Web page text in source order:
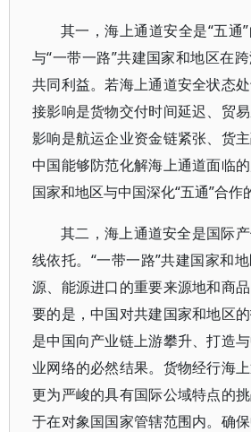
其一，海上通道安全是“五通
与“一带一路”共建国家和地区在
共同利益。若海上通道安全状态
接影响是货物交付时间延迟、贸
影响是航运企业资金链紧张、货主
中国能够防范化解海上通道面临
国家和地区与中国深化“五通”合作
其二，海上通道安全是国际
线依托。“一带一路”共建国家和
源、能源进口的重要来源地和商
要的是，中国对共建国家和地区
是中国向产业链上游攀升、打造
业网络的必然结果。货物经行海
更为严峻的具有国际公域特点的
于在对象国国家管辖范围内。确